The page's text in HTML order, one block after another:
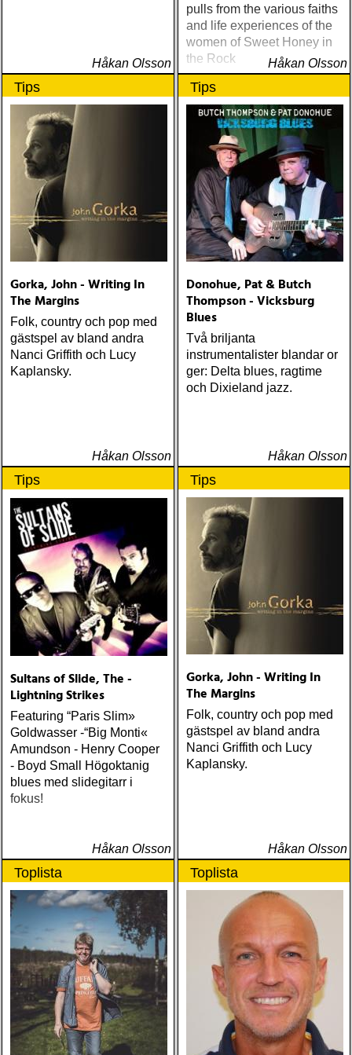
Håkan Olsson
pulls from the various faiths
and life experiences of the
women of Sweet Honey in
the Rock
Håkan Olsson
Tips
Gorka, John - Writing In
The Margins
Folk, country och pop med
gästspel av bland andra
Nanci Griffith och Lucy
Kaplansky.
Håkan Olsson
Tips
Donohue, Pat & Butch
Thompson - Vicksburg
Blues
Två briljanta
instrumentalister blandar or
ger: Delta blues, ragtime
och Dixieland jazz.
Håkan Olsson
Tips
Sultans of Slide, The -
Lightning Strikes
Featuring “Paris Slim»
Goldwasser -“Big Monti«
Amundson - Henry Cooper
- Boyd Small Högoktanig
blues med slidegitarr i
fokus!
Håkan Olsson
Tips
Gorka, John - Writing In
The Margins
Folk, country och pop med
gästspel av bland andra
Nanci Griffith och Lucy
Kaplansky.
Håkan Olsson
Toplista Toplista